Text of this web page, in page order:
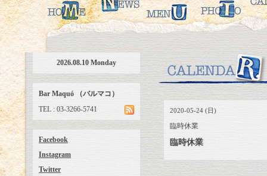
2020-05-24 (日)
臨時休業
臨時休業
2026.08.10 Monday
Bar Maquó （バルマコ）
TEL : 03-3266-5741
Facebook
Instagram
Twitter